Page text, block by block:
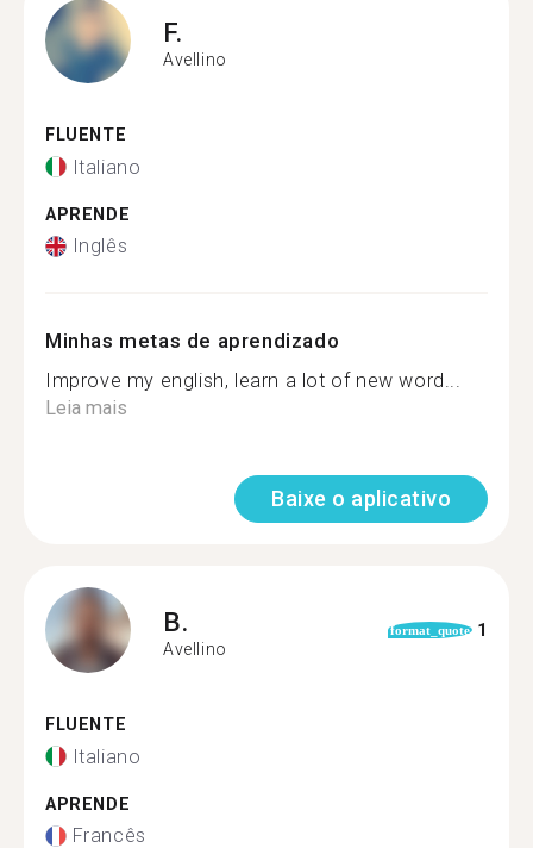
F.
Avellino
FLUENTE
Italiano
APRENDE
Inglês
Minhas metas de aprendizado
Improve my english, learn a lot of new word...
Leia mais
Baixe o aplicativo
B.
Avellino
format_quote 1
FLUENTE
Italiano
APRENDE
Francês